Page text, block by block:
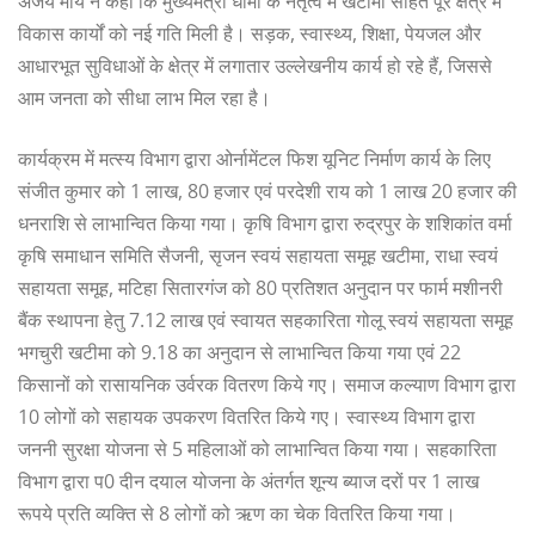
विकास कार्यों को नई गति मिली है। सड़क, स्वास्थ्य, शिक्षा, पेयजल और
आधारभूत सुविधाओं के क्षेत्र में लगातार उल्लेखनीय कार्य हो रहे हैं, जिससे
आम जनता को सीधा लाभ मिल रहा है।
कार्यक्रम में मत्स्य विभाग द्वारा ओर्नामेंटल फिश यूनिट निर्माण कार्य के लिए
संजीत कुमार को 1 लाख, 80 हजार एवं परदेशी राय को 1 लाख 20 हजार की
धनराशि से लाभान्वित किया गया। कृषि विभाग द्वारा रुद्रपुर के शशिकांत वर्मा
कृषि समाधान समिति सैजनी, सृजन स्वयं सहायता समूह खटीमा, राधा स्वयं
सहायता समूह, मटिहा सितारगंज को 80 प्रतिशत अनुदान पर फार्म मशीनरी
बैंक स्थापना हेतु 7.12 लाख एवं स्वायत सहकारिता गोलू स्वयं सहायता समूह
भगचुरी खटीमा को 9.18 का अनुदान से लाभान्वित किया गया एवं 22
किसानों को रासायनिक उर्वरक वितरण किये गए। समाज कल्याण विभाग द्वारा
10 लोगों को सहायक उपकरण वितरित किये गए। स्वास्थ्य विभाग द्वारा
जननी सुरक्षा योजना से 5 महिलाओं को लाभान्वित किया गया। सहकारिता
विभाग द्वारा प0 दीन दयाल योजना के अंतर्गत शून्य ब्याज दरों पर 1 लाख
रूपये प्रति व्यक्ति से 8 लोगों को ऋण का चेक वितरित किया गया।